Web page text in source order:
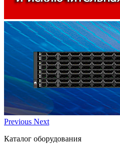
Previous Next
Каталог оборудования